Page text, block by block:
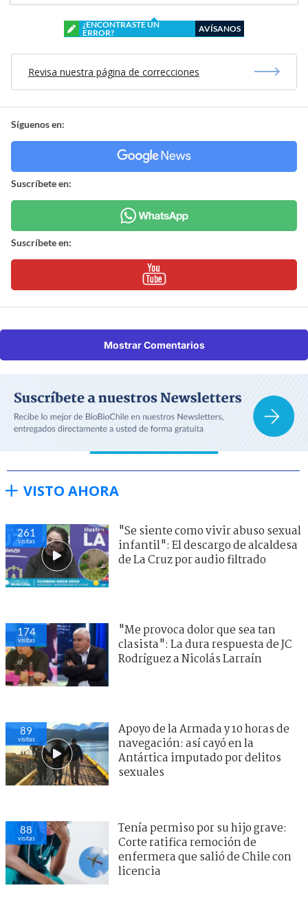
¿ENCONTRASTE UN
ERROR?
AVÍSANOS
Revisa nuestra página de correcciones
Síguenos en:
Suscríbete en:
Suscríbete en:
Mostrar Comentarios
VISTO AHORA
261
visitas
"Se siente como vivir abuso sexual
infantil": El descargo de alcaldesa
de La Cruz por audio filtrado
174
visitas
"Me provoca dolor que sea tan
clasista": La dura respuesta de JC
Rodríguez a Nicolás Larraín
89
visitas
Apoyo de la Armada y 10 horas de
navegación: así cayó en la
Antártica imputado por delitos
sexuales
88
visitas
Tenía permiso por su hijo grave:
Corte ratifica remoción de
enfermera que salió de Chile con
licencia